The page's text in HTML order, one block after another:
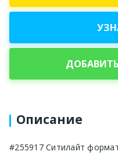
Описание
#255917 Ситилайт